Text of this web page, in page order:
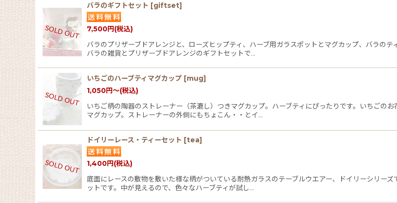
バラのギフトセット [giftset]
7,500円(税込)
バラのプリザーブドアレンジと、ローズヒップティ、ハーブ用ガラスポットとマグカップ、バラのテ
バラの雑貨とプリザーブドアレンジのギフトセットで…
いちごのハーブティマグカップ [mug]
1,050円～(税込)
いちご柄の陶器のストレーナー（茶漉し）つきマグカップ。ハーブティにぴったりです。いちごの
マグカップ。ストレーナーの外側にもちょこん・・とイ…
ドイリーレース・ティーセット [tea]
1,400円(税込)
底面にレースの敷物を敷いた様な柄がついている耐熱ガラスのテーブルウエアー、ドイリーシリー
ットです。中が見えるので、色々なハーブティが試し…